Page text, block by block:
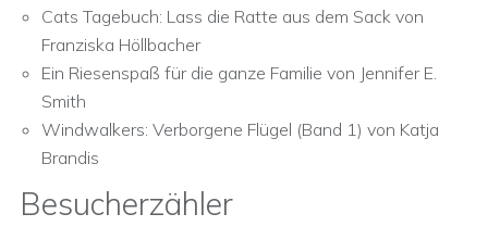
Cats Tagebuch: Lass die Ratte aus dem Sack von
Franziska Höllbacher
Ein Riesenspaß für die ganze Familie von Jennifer E.
Smith
Windwalkers: Verborgene Flügel (Band 1) von Katja
Brandis
Besucherzähler